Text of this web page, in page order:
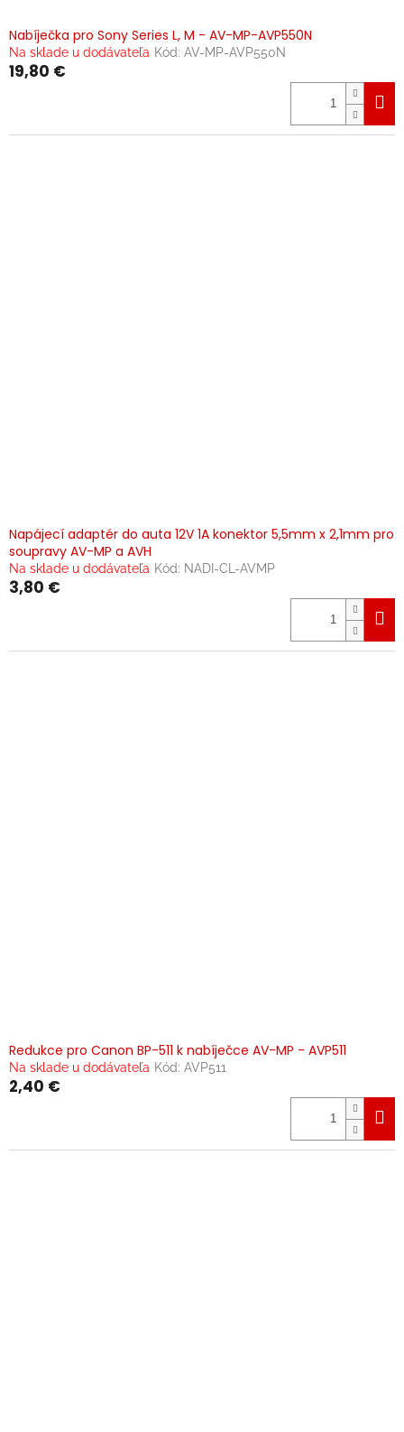
Nabíječka pro Sony Series L, M - AV-MP-AVP550N
Na sklade u dodávateľa Kód: AV-MP-AVP550N
19,80 €
Napájecí adaptér do auta 12V 1A konektor 5,5mm x 2,1mm pro
soupravy AV-MP a AVH
Na sklade u dodávateľa Kód: NADI-CL-AVMP
3,80 €
Redukce pro Canon BP-511 k nabíječce AV-MP - AVP511
Na sklade u dodávateľa Kód: AVP511
2,40 €